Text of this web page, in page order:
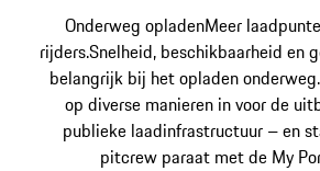
Onderweg opladenMeer
rijders.Snelheid, beschikbaarheid en
belangrijk bij het opladen
op diverse manieren in voor de
publieke laadinfrastructuur – en
pitcrew paraat met de My